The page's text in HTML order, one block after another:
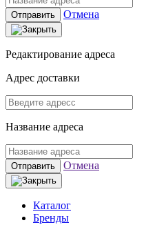
Отправить Отмена
Редактирование адреса
Адрес доставки
Название адреса
Отправить Отмена
Каталог
Бренды